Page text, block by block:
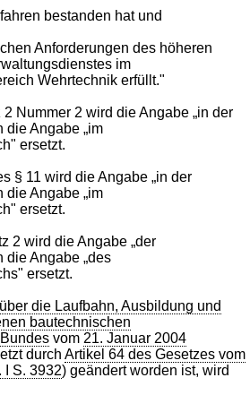
bestanden hat und
Anforderungen des höheren
im
Wehrtechnik erfüllt."
2 Nummer 2 wird die Angabe „in der
die Angabe „im
ersetzt.
§ 11 wird die Angabe „in der
die Angabe „im
ersetzt.
2 wird die Angabe „der
die Angabe „des
ersetzt.
die Laufbahn, Ausbildung und
bautechnischen
vom 21. Januar 2004
durchArtikel 64 des Gesetzes vom
I S. 3932) geändert worden ist, wird